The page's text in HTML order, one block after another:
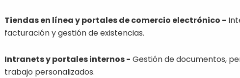
Tiendas en línea y portales de comercio electrónico -
facturación y gestión de existencias.
Intranets y portales internos - Gestión de documentos,
trabajo personalizados.